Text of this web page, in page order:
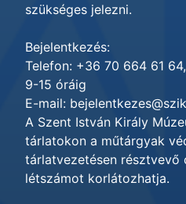
szükséges jelezni.
Bejelentkezés:
Telefon: +36 70 664 61
9-15 óráig
E-mail:
A Szent István Király
tárlatokon a műtárgyak
tárlatvezetésen résztvevő
létszámot korlátozhatja.